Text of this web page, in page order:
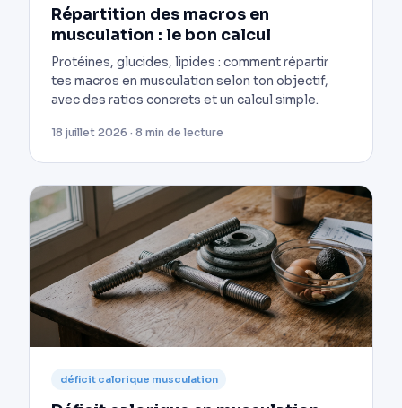
Répartition des macros en
musculation : le bon calcul
Protéines, glucides, lipides : comment répartir
tes macros en musculation selon ton objectif,
avec des ratios concrets et un calcul simple.
18 juillet 2026 · 8 min de lecture
déficit calorique musculation